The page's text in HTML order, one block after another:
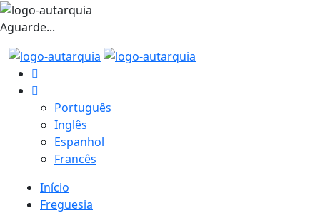
Aguarde...
Português
Inglês
Espanhol
Francês
Início
Freguesia